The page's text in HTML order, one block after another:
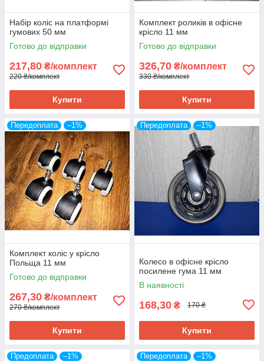
Набір коліс на платформі
гумових 50 мм
Готово до відправки
217,80 ₴/комплект
220 ₴/комплект
Купити
Комплект роликів в офісне
крісло 11 мм
Готово до відправки
326,70 ₴/комплект
330 ₴/комплект
Купити
Передоплата –1%
Комплект коліс у крісло
Польща 11 мм
Готово до відправки
267,30 ₴/комплект
270 ₴/комплект
Купити
Передоплата –1%
Колесо в офісне крісло
посилене гума 11 мм
В наявності
168,30 ₴ 170 ₴
Купити
Предоплата –1% Передоплата –1%